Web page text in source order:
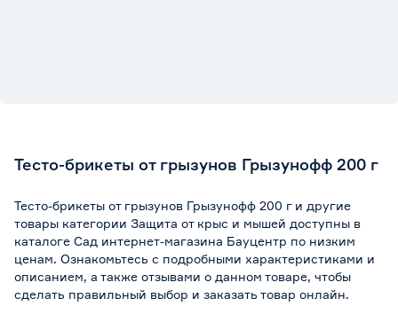
Тесто-брикеты от грызунов Грызунофф 200 г
Тесто-брикеты от грызунов Грызунофф 200 г и другие
товары категории Защита от крыс и мышей доступны в
каталоге Сад интернет-магазина Бауцентр по низким
ценам. Ознакомьтесь с подробными характеристиками и
описанием, а также отзывами о данном товаре, чтобы
сделать правильный выбор и заказать товар онлайн.